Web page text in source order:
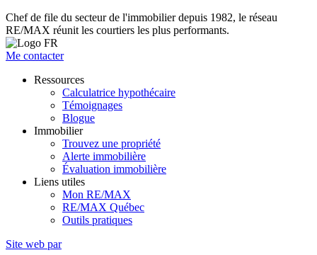
Chef de file du secteur de l'immobilier depuis 1982, le réseau
RE/MAX réunit les courtiers les plus performants.
Me contacter
Ressources
Calculatrice hypothécaire
Témoignages
Blogue
Immobilier
Trouvez une propriété
Alerte immobilière
Évaluation immobilière
Liens utiles
Mon RE/MAX
RE/MAX Québec
Outils pratiques
Site web par